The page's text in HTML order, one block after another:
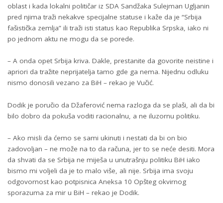
oblast i kada lokalni političar iz SDA Sandžaka Sulejman Ugljanin
pred njima traži nekakve specijalne statuse i kaže da je “Srbija
fašistička zemlja” ili traži isti status kao Republika Srpska, iako ni
po jednom aktu ne mogu da se porede.
– A onda opet Srbija kriva. Dakle, prestanite da govorite neistine i
apriori da tražite neprijatelja tamo gde ga nema. Nijednu odluku
nismo donosili vezano za BiH – rekao je Vučić.
Dodik je poručio da Džaferović nema razloga da se plaši, ali da bi
bilo dobro da pokuša voditi racionalnu, a ne iluzornu politiku.
– Ako misli da ćemo se sami ukinuti i nestati da bi on bio
zadovoljan – ne može na to da računa, jer to se neće desiti. Mora
da shvati da se Srbija ne miješa u unutrašnju politiku BiH iako
bismo mi voljeli da je to malo više, ali nije. Srbija ima svoju
odgovornost kao potpisnica Aneksa 10 Opšteg okvirnog
sporazuma za mir u BiH – rekao je Dodik.